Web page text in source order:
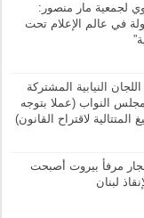
لجمعية مار منصور:
في عالم الإعلام تحت
النيابية المشتركة
النواب (عملا بتوجه
المتتالية لاقتراح القانون)
مرفأ بيروت أصبحت
لبنان